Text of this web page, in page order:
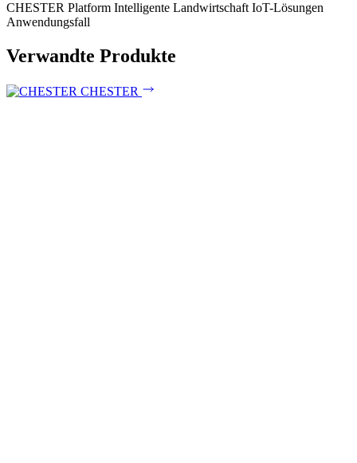
CHESTER Platform Intelligente Landwirtschaft IoT-Lösungen
Anwendungsfall
Verwandte Produkte
CHESTER